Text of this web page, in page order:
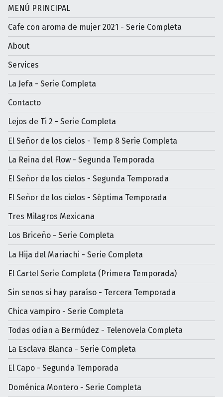
MENÚ PRINCIPAL
Cafe con aroma de mujer 2021 - Serie Completa
About
Services
La Jefa - Serie Completa
Contacto
Lejos de Ti 2 - Serie Completa
El Señor de los cielos - Temp 8 Serie Completa
La Reina del Flow - Segunda Temporada
El Señor de los cielos - Segunda Temporada
El Señor de los cielos - Séptima Temporada
Tres Milagros Mexicana
Los Briceño - Serie Completa
La Hija del Mariachi - Serie Completa
El Cartel Serie Completa (Primera Temporada)
Sin senos si hay paraíso - Tercera Temporada
Chica vampiro - Serie Completa
Todas odian a Bermúdez - Telenovela Completa
La Esclava Blanca - Serie Completa
El Capo - Segunda Temporada
Doménica Montero - Serie Completa